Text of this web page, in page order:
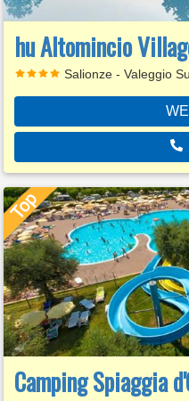
hu Altomincio
Salionze - Valeggio
Camping Spiaggia